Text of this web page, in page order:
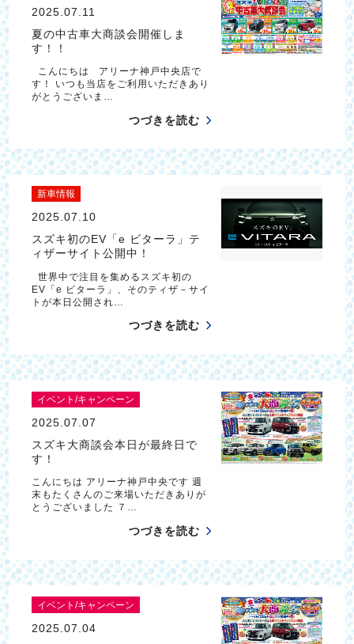
2025.07.11
夏の中古車大商談会開催しま
す！！
こんにちは アリーナ神戸中央店で
す！ いつも当店をご利用いただきあり
がとうございま…
つづきを読む
新車情報
2025.07.10
スズキ初のEV「e ビターラ」テ
ィザーサイト公開中！
世界中で注目を集めるスズキ初の
EV「e ビターラ」、そのティザ－サイ
トが本日公開され…
つづきを読む
イベント/キャンペーン
2025.07.07
スズキ大商談会本日が最終日で
す！
こんにちは アリーナ神戸中央です 週
末もたくさんのご来場いただきありが
とうございました ７…
つづきを読む
イベント/キャンペーン
2025.07.04